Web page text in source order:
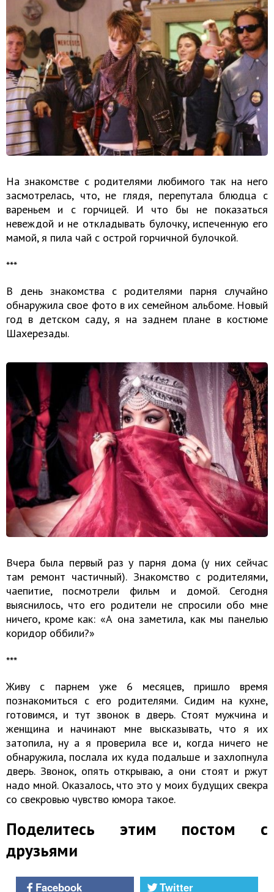
На знакомстве с родителями любимого так на него
засмотрелась, что, не глядя, перепутала блюдца с
вареньем и с горчицей. И что бы не показаться
невеждой и не откладывать булочку, испеченную его
мамой, я пила чай с острой горчичной булочкой.
​​​​​​​***
В день знакомства с родителями парня случайно
обнаружила свое фото в их семейном альбоме. Новый
год в детском саду, я на заднем плане в костюме
Шахерезады.
Вчера была первый раз у парня дома (у них сейчас
там ремонт частичный). Знакомство с родителями,
чаепитие, посмотрели фильм и домой. Сегодня
выяснилось, что его родители не спросили обо мне
ничего, кроме как: «А она заметила, как мы панелью
коридор оббили?»
​​​​​​​​​​​​​​***
Живу с парнем уже 6 месяцев, пришло время
познакомиться с его родителями. Сидим на кухне,
готовимся, и тут звонок в дверь. Стоят мужчина и
женщина и начинают мне высказывать, что я их
затопила, ну а я проверила все и, когда ничего не
обнаружила, послала их куда подальше и захлопнула
дверь. Звонок, опять открываю, а они стоят и ржут
надо мной. Оказалось, что это у моих будущих свекра
со свекровью чувство юмора такое.
Поделитесь этим постом с
друзьями
Facebook
Twitter